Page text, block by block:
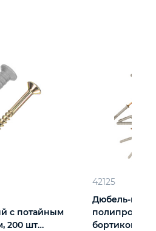
с потайным
200 шт
42125
Дюбель-
бортиком 6